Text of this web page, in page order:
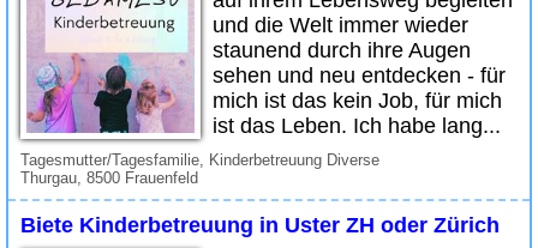
und die Welt immer wieder
staunend durch ihre Augen
sehen und neu entdecken - für
mich ist das kein Job, für mich
ist das Leben. Ich habe lang...
Tagesmutter/Tagesfamilie, Kinderbetreuung Diverse
Thurgau, 8500 Frauenfeld
Biete Kinderbetreuung in Uster ZH oder Zürich